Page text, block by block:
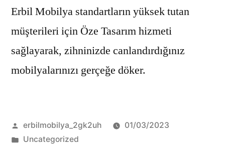
Erbil Mobilya standartların yüksek tutan
müşterileri için Öze Tasarım hizmeti
sağlayarak, zihninizde canlandırdığınız
mobilyalarınızı gerçeğe döker.
erbilmobilya_2gk2uh
01/03/2023
Uncategorized